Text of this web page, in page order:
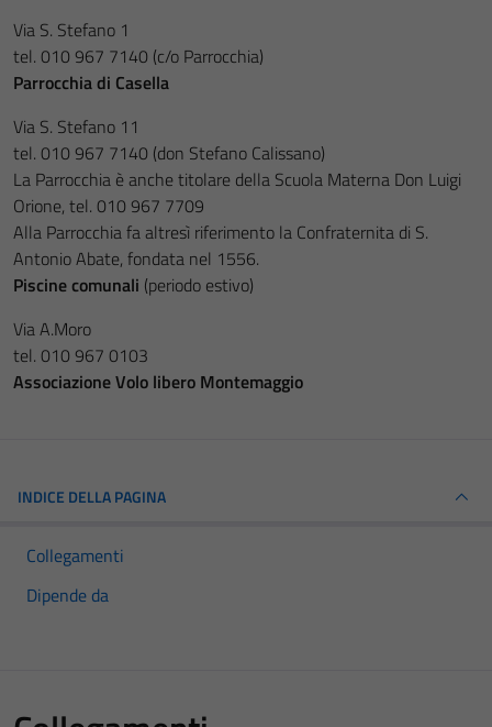
Via S. Stefano 1
tel. 010 967 7140 (c/o Parrocchia)
Parrocchia di Casella
Via S. Stefano 11
tel. 010 967 7140 (don Stefano Calissano)
La Parrocchia è anche titolare della Scuola Materna Don Luigi
Orione, tel. 010 967 7709
Alla Parrocchia fa altresì riferimento la Confraternita di S.
Antonio Abate, fondata nel 1556.
Piscine comunali (periodo estivo)
Via A.Moro
tel. 010 967 0103
Associazione Volo libero Montemaggio
INDICE DELLA PAGINA
Collegamenti
Dipende da